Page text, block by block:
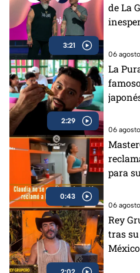
3:21
de La
06
2:29
La
06
0:43
para
06
Rey
tras